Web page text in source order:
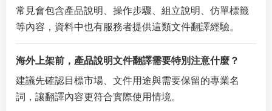
常見會包含產品說明、操作步驟、組立說明、仿單標籤
等內容，資料中也有服務者提供這類文件翻譯經驗。
海外上架前，產品說明文件翻譯需要特別注意什麼？
建議先確認目標市場、文件用途與需要保留的專業名
詞，讓翻譯內容更符合實際使用情境。